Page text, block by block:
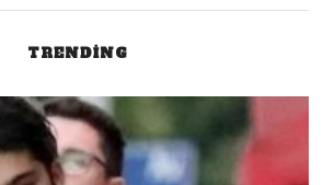
TRENDING